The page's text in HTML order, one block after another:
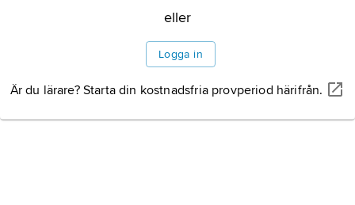
eller
Logga in
Är du lärare? Starta din kostnadsfria provperiod härifrån.